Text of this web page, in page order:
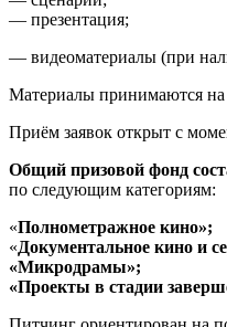
— презентация;
— видеоматериалы (при
Материалы принимаются на
Приём заявок открыт с
Общий призовой фонд
по следующим категориям:
«Полнометражное кино»;
«Документальное кино и
«Микродрамы»;
«Проекты в стадии